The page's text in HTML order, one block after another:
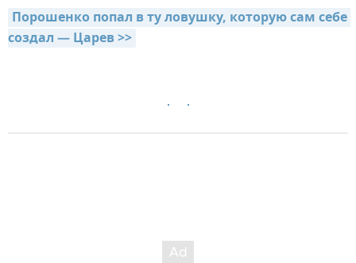
Порошенко попал в ту ловушку, которую сам себе
создал — Царев >>